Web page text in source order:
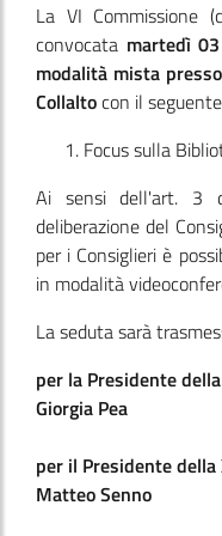
La VI Commissione
convocata martedì
modalità mista
Collaltocon il
Focus sulla
Ai sensi dell'art. 3
deliberazione del
per i Consiglieri è
in modalità
La seduta sarà
per la Presidente
Giorgia Pea
per il Presidente della
Matteo Senno